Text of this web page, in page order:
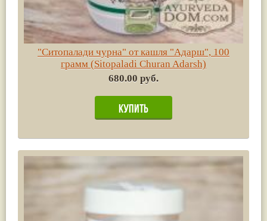
"Ситопалади чурна" от кашля "Адарш", 100
грамм (Sitopaladi Churan Adarsh)
680.00 руб.